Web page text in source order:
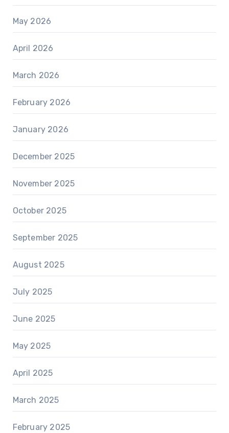
May 2026
April 2026
March 2026
February 2026
January 2026
December 2025
November 2025
October 2025
September 2025
August 2025
July 2025
June 2025
May 2025
April 2025
March 2025
February 2025